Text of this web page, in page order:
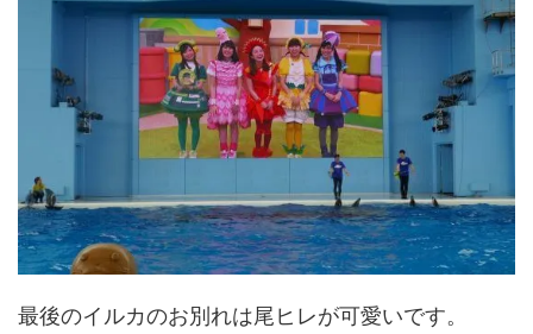
最後のイルカのお別れは尾ヒレが可愛いです。